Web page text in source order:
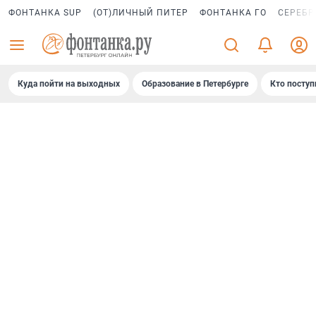
ФОНТАНКА SUP (ОТ)ЛИЧНЫЙ ПИТЕР ФОНТАНКА ГО
Куда пойти на выходных Образование в Петербурге Кто